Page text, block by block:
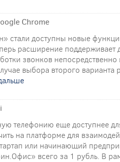
Chrome
стали доступны новые
расширение поддерживает
звонков
выбора второго
телефонию еще доступнее
на платформе для
или начинающий
всего за 1 рубль. В